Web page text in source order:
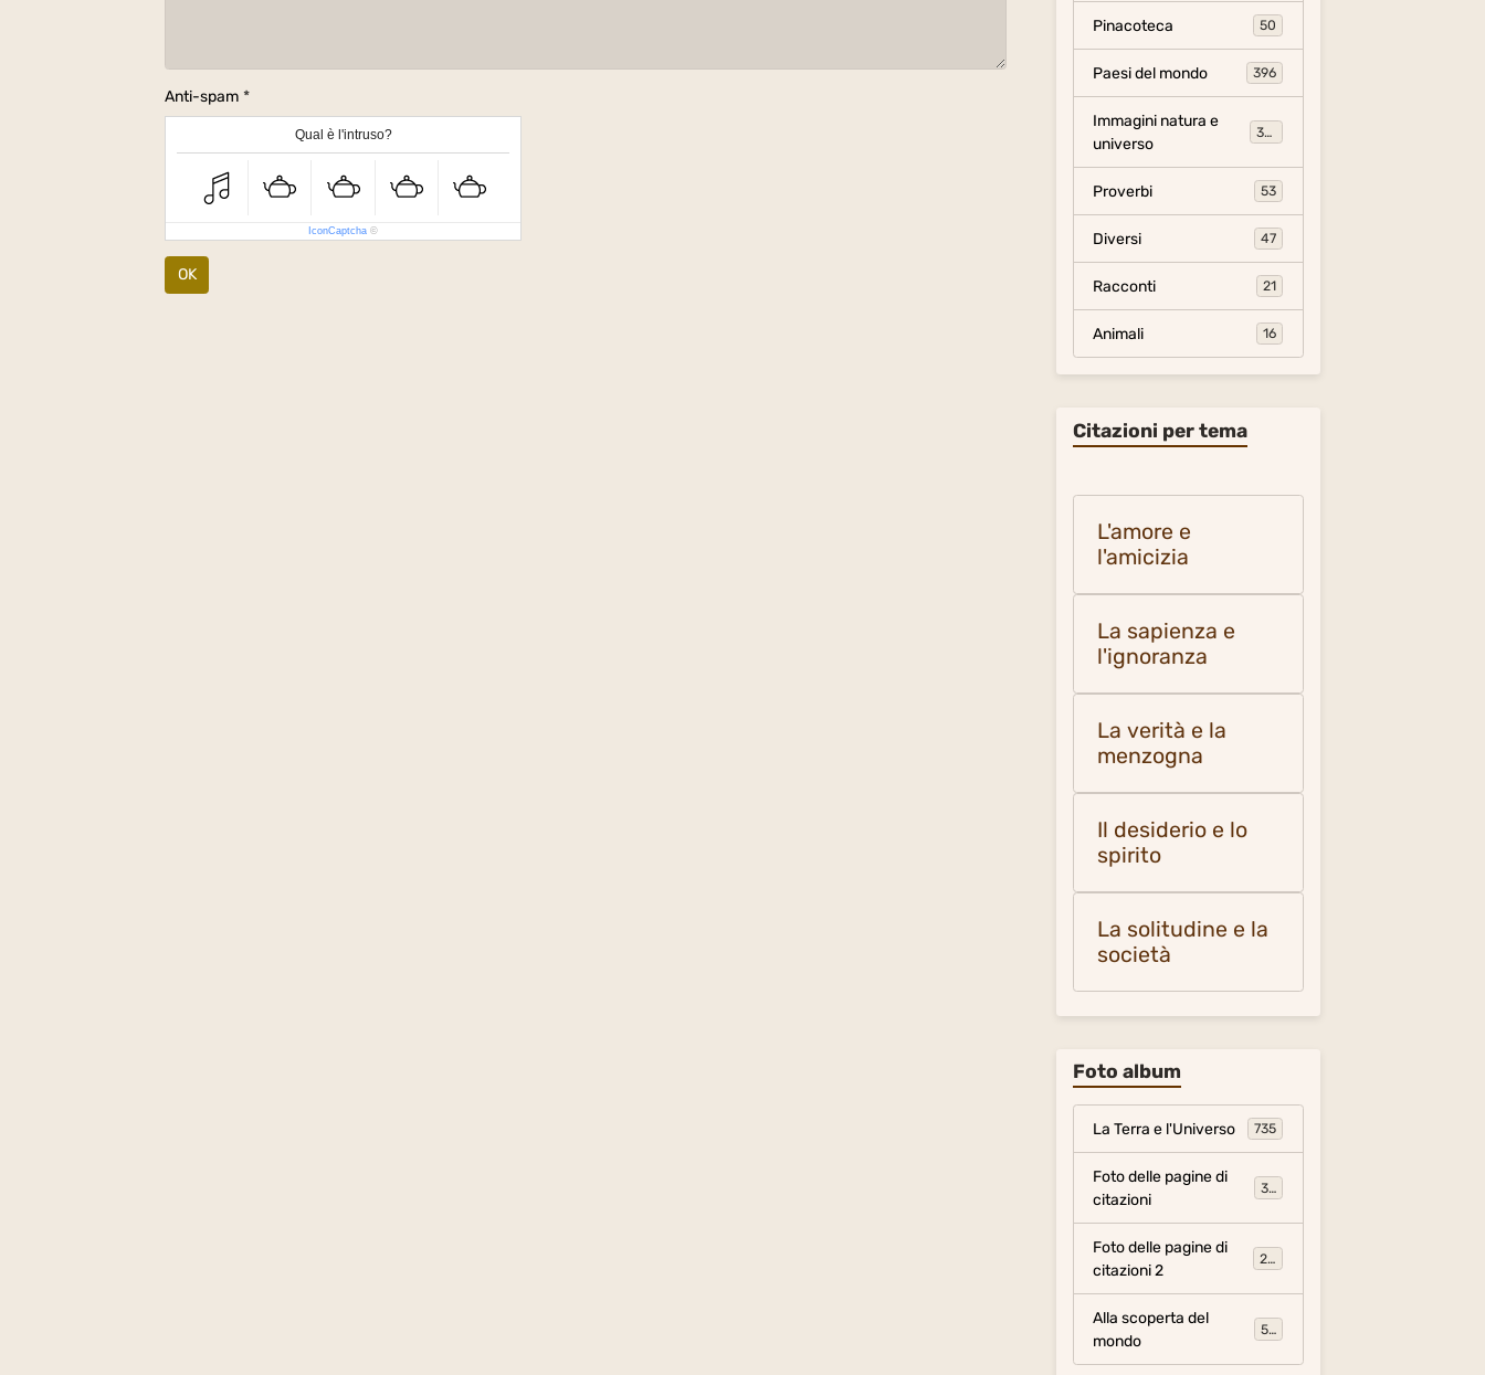
Anti-spam
Qual è l'intruso?
IconCaptcha ©
OK
Pinacoteca 50
Paesi del mondo 396
Immagini natura e
universo
306
Proverbi 53
Diversi 47
Racconti 21
Animali 16
Citazioni per tema
L'amore e
l'amicizia
La sapienza e
l'ignoranza
La verità e la
menzogna
Il desiderio e lo
spirito
La solitudine e la
società
Foto album
La Terra e l'Universo 735
Foto delle pagine di
citazioni
317
Foto delle pagine di
citazioni 2
281
Alla scoperta del
mondo
54